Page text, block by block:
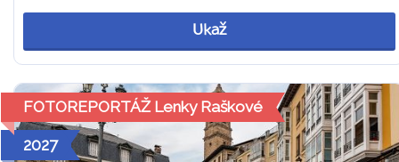
Ukaž
FOTOREPORTÁŽ Lenky Raškové
2027